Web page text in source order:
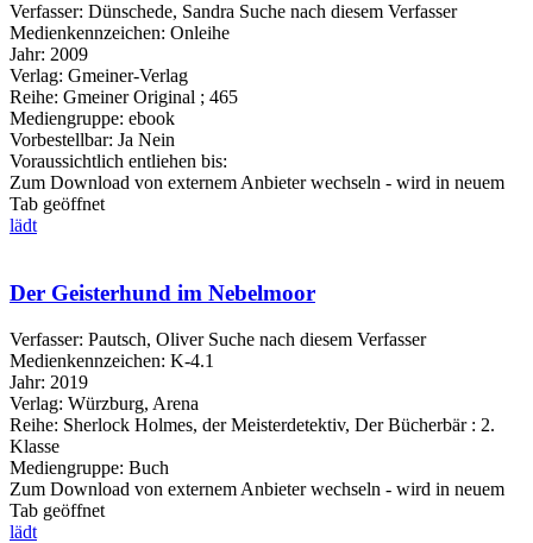
Verfasser: Dünschede, Sandra Suche nach diesem Verfasser
Medienkennzeichen: Onleihe
Jahr: 2009
Verlag: Gmeiner-Verlag
Reihe: Gmeiner Original ; 465
Mediengruppe: ebook
Vorbestellbar: Ja Nein
Voraussichtlich entliehen bis:
Zum Download von externem Anbieter wechseln - wird in neuem
Tab geöffnet
lädt
Der Geisterhund im Nebelmoor
Verfasser: Pautsch, Oliver Suche nach diesem Verfasser
Medienkennzeichen: K-4.1
Jahr: 2019
Verlag: Würzburg, Arena
Reihe: Sherlock Holmes, der Meisterdetektiv, Der Bücherbär : 2.
Klasse
Mediengruppe: Buch
Zum Download von externem Anbieter wechseln - wird in neuem
Tab geöffnet
lädt